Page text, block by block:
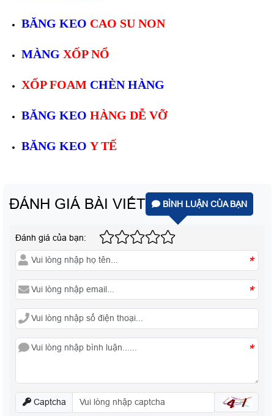
BĂNG KEO CAO SU NON
MÀNG XỐP NỔ
XỐP FOAM CHÈN HÀNG
BĂNG KEO HÀNG DỄ VỠ
BĂNG KEO Y TẾ
ĐÁNH GIÁ BÀI VIẾT BÌNH LUẬN CỦA BẠN
Đánh giá của bạn:
*
*
*
Captcha